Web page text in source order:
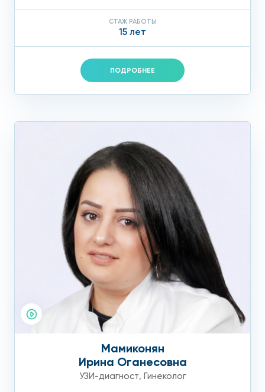
СТАЖ РАБОТЫ
15 лет
ПОДРОБНЕЕ
Мамиконян
Ирина Оганесовна
УЗИ-диагност, Гинеколог